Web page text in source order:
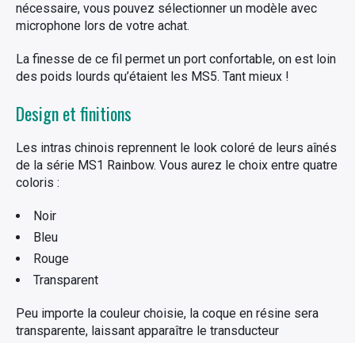
nécessaire, vous pouvez sélectionner un modèle avec
microphone lors de votre achat.
La finesse de ce fil permet un port confortable, on est loin
des poids lourds qu’étaient les MS5. Tant mieux !
Design et finitions
Les intras chinois reprennent le look coloré de leurs aînés
de la série MS1 Rainbow. Vous aurez le choix entre quatre
coloris :
Noir
Bleu
Rouge
Transparent
Peu importe la couleur choisie, la coque en résine sera
transparente, laissant apparaître le transducteur